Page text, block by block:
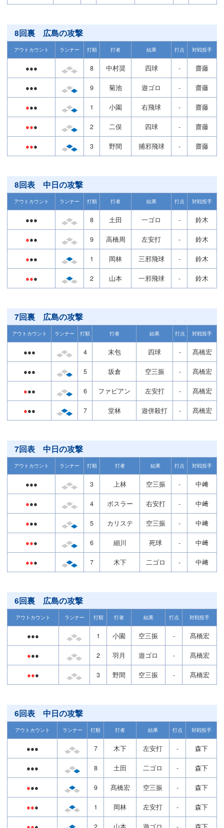
8回裏 広島の攻撃
アウトカウント ランナー 打順 打者 結果 打点 対戦投手
●●● 8 中村奨 四球 - 齋藤
●●● 9 菊池 遊ゴロ - 齋藤
●●● 1 小園 右飛球 - 齋藤
●●● 2 二俣 四球 - 齋藤
●●● 3 野間 捕邪飛球 - 齋藤
8回表 中日の攻撃
アウトカウント ランナー 打順 打者 結果 打点 対戦投手
●●● 8 土田 一ゴロ - 鈴木
●●● 9 高橋周 左安打 - 鈴木
●●● 1 岡林 三邪飛球 - 鈴木
●●● 2 山本 一邪飛球 - 鈴木
7回裏 広島の攻撃
アウトカウント ランナー 打順 打者 結果 打点 対戦投手
●●● 4 末包 四球 - 髙橋宏
●●● 5 坂倉 空三振 - 髙橋宏
●●● 6 ファビアン 左安打 - 髙橋宏
●●● 7 堂林 遊併殺打 - 髙橋宏
7回表 中日の攻撃
アウトカウント ランナー 打順 打者 結果 打点 対戦投手
●●● 3 上林 空三振 - 中﨑
●●● 4 ボスラー 右安打 - 中﨑
●●● 5 カリステ 空三振 - 中﨑
●●● 6 細川 死球 - 中﨑
●●● 7 木下 二ゴロ - 中﨑
6回裏 広島の攻撃
アウトカウント ランナー 打順 打者 結果 打点 対戦投手
●●● 1 小園 空三振 - 髙橋宏
●●● 2 羽月 遊ゴロ - 髙橋宏
●●● 3 野間 空三振 - 髙橋宏
6回表 中日の攻撃
アウトカウント ランナー 打順 打者 結果 打点 対戦投手
●●● 7 木下 左安打 - 森下
●●● 8 土田 二ゴロ - 森下
●●● 9 髙橋宏 空三振 - 森下
●●● 1 岡林 左安打 - 森下